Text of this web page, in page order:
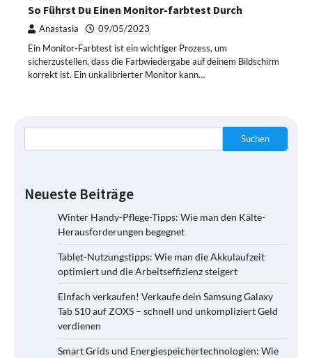
So Führst Du Einen Monitor-farbtest Durch
Anastasia 09/05/2023
Ein Monitor-Farbtest ist ein wichtiger Prozess, um
sicherzustellen, dass die Farbwiedergabe auf deinem Bildschirm
korrekt ist. Ein unkalibrierter Monitor kann…
Suchen
Neueste Beiträge
Winter Handy-Pflege-Tipps: Wie man den Kälte-
Herausforderungen begegnet
Tablet-Nutzungstipps: Wie man die Akkulaufzeit
optimiert und die Arbeitseffizienz steigert
Einfach verkaufen! Verkaufe dein Samsung Galaxy
Tab S10 auf ZOXS – schnell und unkompliziert Geld
verdienen
Smart Grids und Energiespeichertechnologien: Wie